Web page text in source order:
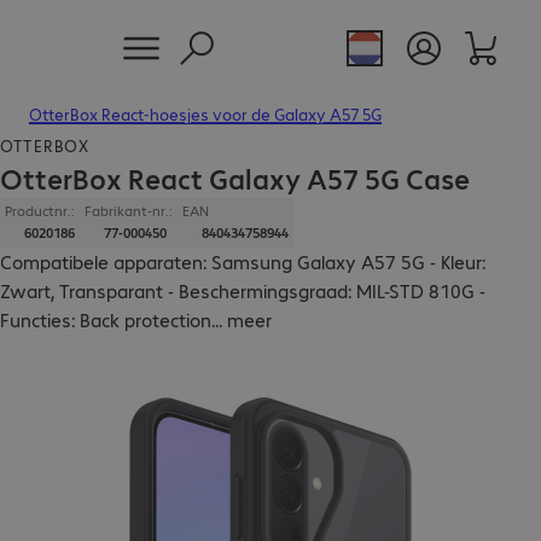
OtterBox React-hoesjes voor de Galaxy A57 5G
OTTERBOX
OtterBox React Galaxy A57 5G Case
Productnr.:
6020186
Fabrikant-nr.:
77-000450
EAN
840434758944
Compatibele apparaten: Samsung Galaxy A57 5G - Kleur:
Zwart, Transparant - Beschermingsgraad: MIL-STD 810G -
Functies: Back protection... meer